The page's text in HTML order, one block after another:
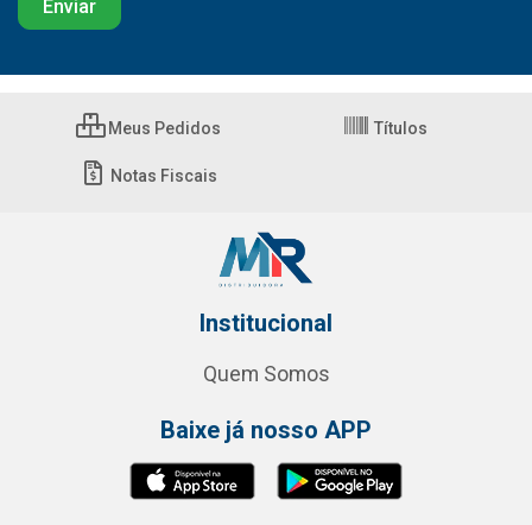
Meus Pedidos Títulos
Notas Fiscais
Institucional
Quem Somos
Baixe já nosso APP